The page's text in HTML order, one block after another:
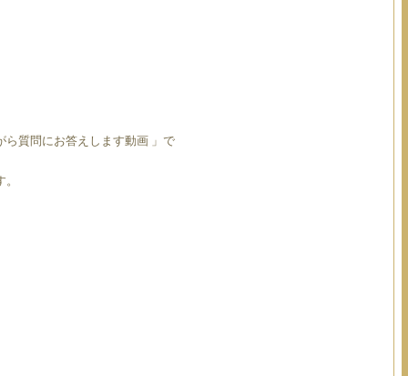
ら質問にお答えします動画 」で